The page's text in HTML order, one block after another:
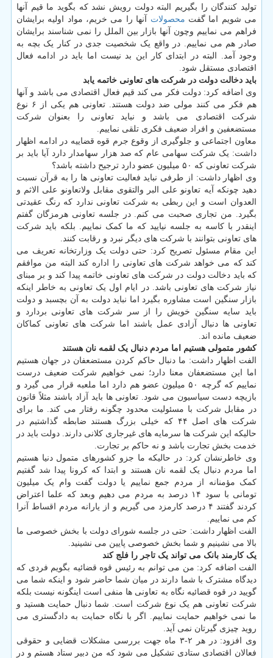
تولید کنندگان را بگیریم البته دولت رویش نشد که بگوید ما قیم آنها
می شویم اما گفت محصولات آنها را می خریم، مواد اولیه برایشان
فراهم می نماییم وچون آنها بازار بین الملل را نمی شناسند برایشان
صادر هم می نماییم. در واقع یک شخصیت جدی در کنار یک بچه به
وجود آمد. البته در ابتدای کار این بد نیست اما باید در ادامه فعال
اقتصادی مستقل شود.
باید دخالت دولت در شرکت های تعاونی خاتمه یابد
وی اضافه کرد: دولت فکر می کند قیم فعال اقتصادی می باشد و آنها
هم فکر می کنند مولی ضد دولت هستند. تعاونی هم یکی از ۶ نوع
شرکت اقتصادی می باشد و نباید تعاونی را بعنوان شرکت
مستضعفین و افراد ضعیف فکری تلقی نماییم.
معاون اجتماعی و جلوگیری از وقوع جرم قوه قضاییه در ادامه اظهار
داشت: یک شرکت سهامی عام که صد هزار سهامدار دارد آیا باید بر
شرکت تعاونی که ۵۰ میلیون عضو دارد ترجیح داشته باشد؟
وی اظهار داشت: از طرفی نباید فعالیت تعاونی ها را به قرآن نسبت
دهید چونکه آیه تعاونو علی البر والتقوی مقابل ولاتعاونو علی الاثم و
العدوان است و این ربطی به شرکت تعاونی ندارد که رنگ عقیدتی
بگیرد. من تجاری صحبت می کنم. در جلسه تعاونی هرمزگان گفتم
اینقدر با کاسه به جلسه نیایید که ما کمک نماییم. بلکه باید شرکت
های تعاونی بتوانند با شرکت های دیگر نبرد و رقابت کنند.
این مقام مسئول تصریح کرد: حتی دولت یک وزارتخانه تعریف می
کند که می خواهد شرکت های تعاونی را اداره کند البته من موافقم
که باید دخالت دولت در شرکت های تعاونی خاتمه پیدا کند و بر مبنای
نیاز شرکت های تعاونی باشد. در ایام اول یک تعاونی به خاطر اینکه
بازار سنگین است مشاوره بگیرد اما نباید دولت به آن بچسبد و دولت
باید سایه سنگین خویش را از سر شرکت های تعاونی بردارد و
تعاونی ها دنبال آزادی عمل باشند اما شرکت های تعاونی کماکان
ضعیف مانده اند.
کشور متمولی هستیم اما مردم دنبال یک لقمه نان هستند
الفت اظهار داشت: ما دنبال حاکم کردن مستضعفان در جهان هستیم
اما این مستضعفان معنا دارد؛ نمی خواهیم شرکت ضعیف درست
نماییم که گرچه ۵۰ میلیون عضو هم دارد اما ملعبه قرار می گیرد و
بازیچه دست سیاسیون می شود. تعاونی ها باید آزاد باشند مثلاً قانون
در مقابل شرکت با مسئولیت محدود چگونه رفتار می کند. ما برای
شرکت های اصل ۴۴ که خیلی بزرگ هستند ضابطه گذاشتیم در
حالیکه این شرکت ها سرمایه های غیرجاری کلانی دارند. دولت باید در
خدمت بخش تجارت باشد و نه حاکم بر تجارت.
وی خاطرنشان کرد: در حالیکه ما جزو کشورهای متمول دنیا هستیم
اما مردم دنبال یک لقمه نان هستند و ابتدا که کرونا پیدا شد گفتیم
کمک مؤمنانه از مردم جمع نماییم یا دولت گفت وام یک میلیون
تومانی با سود ۱۴ درصد به مردم می دهیم وبعد که علما اعتراض
کردند گفتند ۴ درصد کارمزد می گیریم و از یارانه مردم اقساط آنرا
کم می نماییم.
الفت اظهار داشت: حتی در جلسه شورای دولت با بخش خصوصی ما
بالا می نشینیم و شما بخش خصوصی پایین می نشینید.
یک کارمند بانک می تواند یک تاجر را فلج کند
الفت اضافه کرد: من می توانم به رئیس قوه قضائیه بگویم فردی که
دیدگاه مشترک با شما دارند در میان شما حاضر شود و اینکه شما می
گویید در قوه قضائیه نگاه به تعاونی ها منفی است اینگونه نیست بلکه
شرکت تعاونی هم یک نوع شرکت است. شما دنبال حمایت هستید و
ما نمی خواهیم حمایت نماییم. اگر با نگاه حمایت به دادگستری می
روید چیزی گیرتان نمی آید.
وی افزود: در هر ۲-۳ ماه جهت بررسی مشکلات قضایی و حقوقی
فعالان اقتصادی ستادی تشکیل می شود که من دبیر ستاد هستم و در